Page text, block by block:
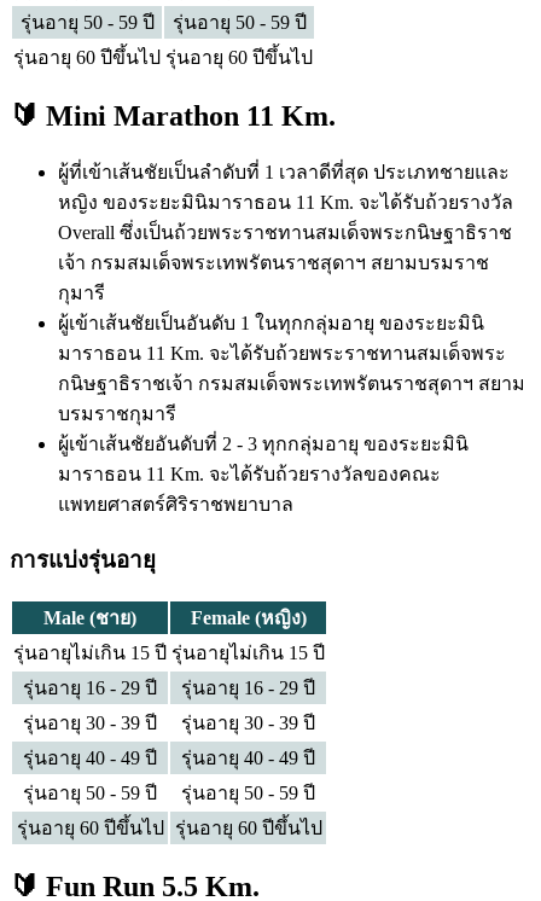
รุ่นอายุ 50 - 59 ปี
รุ่นอายุ 50 - 59 ปี
รุ่นอายุ 60 ปีขึ้นไป รุ่นอายุ 60 ปีขึ้นไป
🔰 Mini Marathon 11 Km.
ผู้ที่เข้าเส้นชัยเป็นลำดับที่ 1 เวลาดีที่สุด ประเภทชายและ
หญิง ของระยะมินิมาราธอน 11 Km. จะได้รับถ้วยรางวัล
Overall ซึ่งเป็นถ้วยพระราชทานสมเด็จพระกนิษฐาธิราช
เจ้า กรมสมเด็จพระเทพรัตนราชสุดาฯ สยามบรมราช
กุมารี
ผู้เข้าเส้นชัยเป็นอันดับ 1 ในทุกกลุ่มอายุ ของระยะมินิ
มาราธอน 11 Km. จะได้รับถ้วยพระราชทานสมเด็จพระ
กนิษฐาธิราชเจ้า กรมสมเด็จพระเทพรัตนราชสุดาฯ สยาม
บรมราชกุมารี
ผู้เข้าเส้นชัยอันดับที่ 2 - 3 ทุกกลุ่มอายุ ของระยะมินิ
มาราธอน 11 Km. จะได้รับถ้วยรางวัลของคณะ
แพทยศาสตร์ศิริราชพยาบาล
การแบ่งรุ่นอายุ
Male (ชาย)
Female (หญิง)
รุ่นอายุไม่เกิน 15 ปี รุ่นอายุไม่เกิน 15 ปี
รุ่นอายุ 16 - 29 ปี
รุ่นอายุ 16 - 29 ปี
รุ่นอายุ 30 - 39 ปี
รุ่นอายุ 30 - 39 ปี
รุ่นอายุ 40 - 49 ปี
รุ่นอายุ 40 - 49 ปี
รุ่นอายุ 50 - 59 ปี
รุ่นอายุ 50 - 59 ปี
รุ่นอายุ 60 ปีขึ้นไป
รุ่นอายุ 60 ปีขึ้นไป
🔰 Fun Run 5.5 Km.